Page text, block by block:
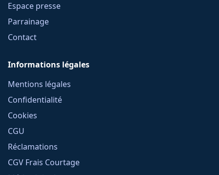
Espace presse
Parrainage
Contact
Informations légales
Mentions légales
Confidentialité
Cookies
CGU
Réclamations
CGV Frais Courtage